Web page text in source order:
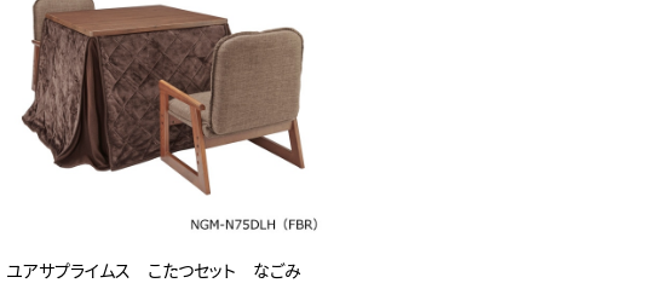
ユアサプライムス こたつセット なごみ